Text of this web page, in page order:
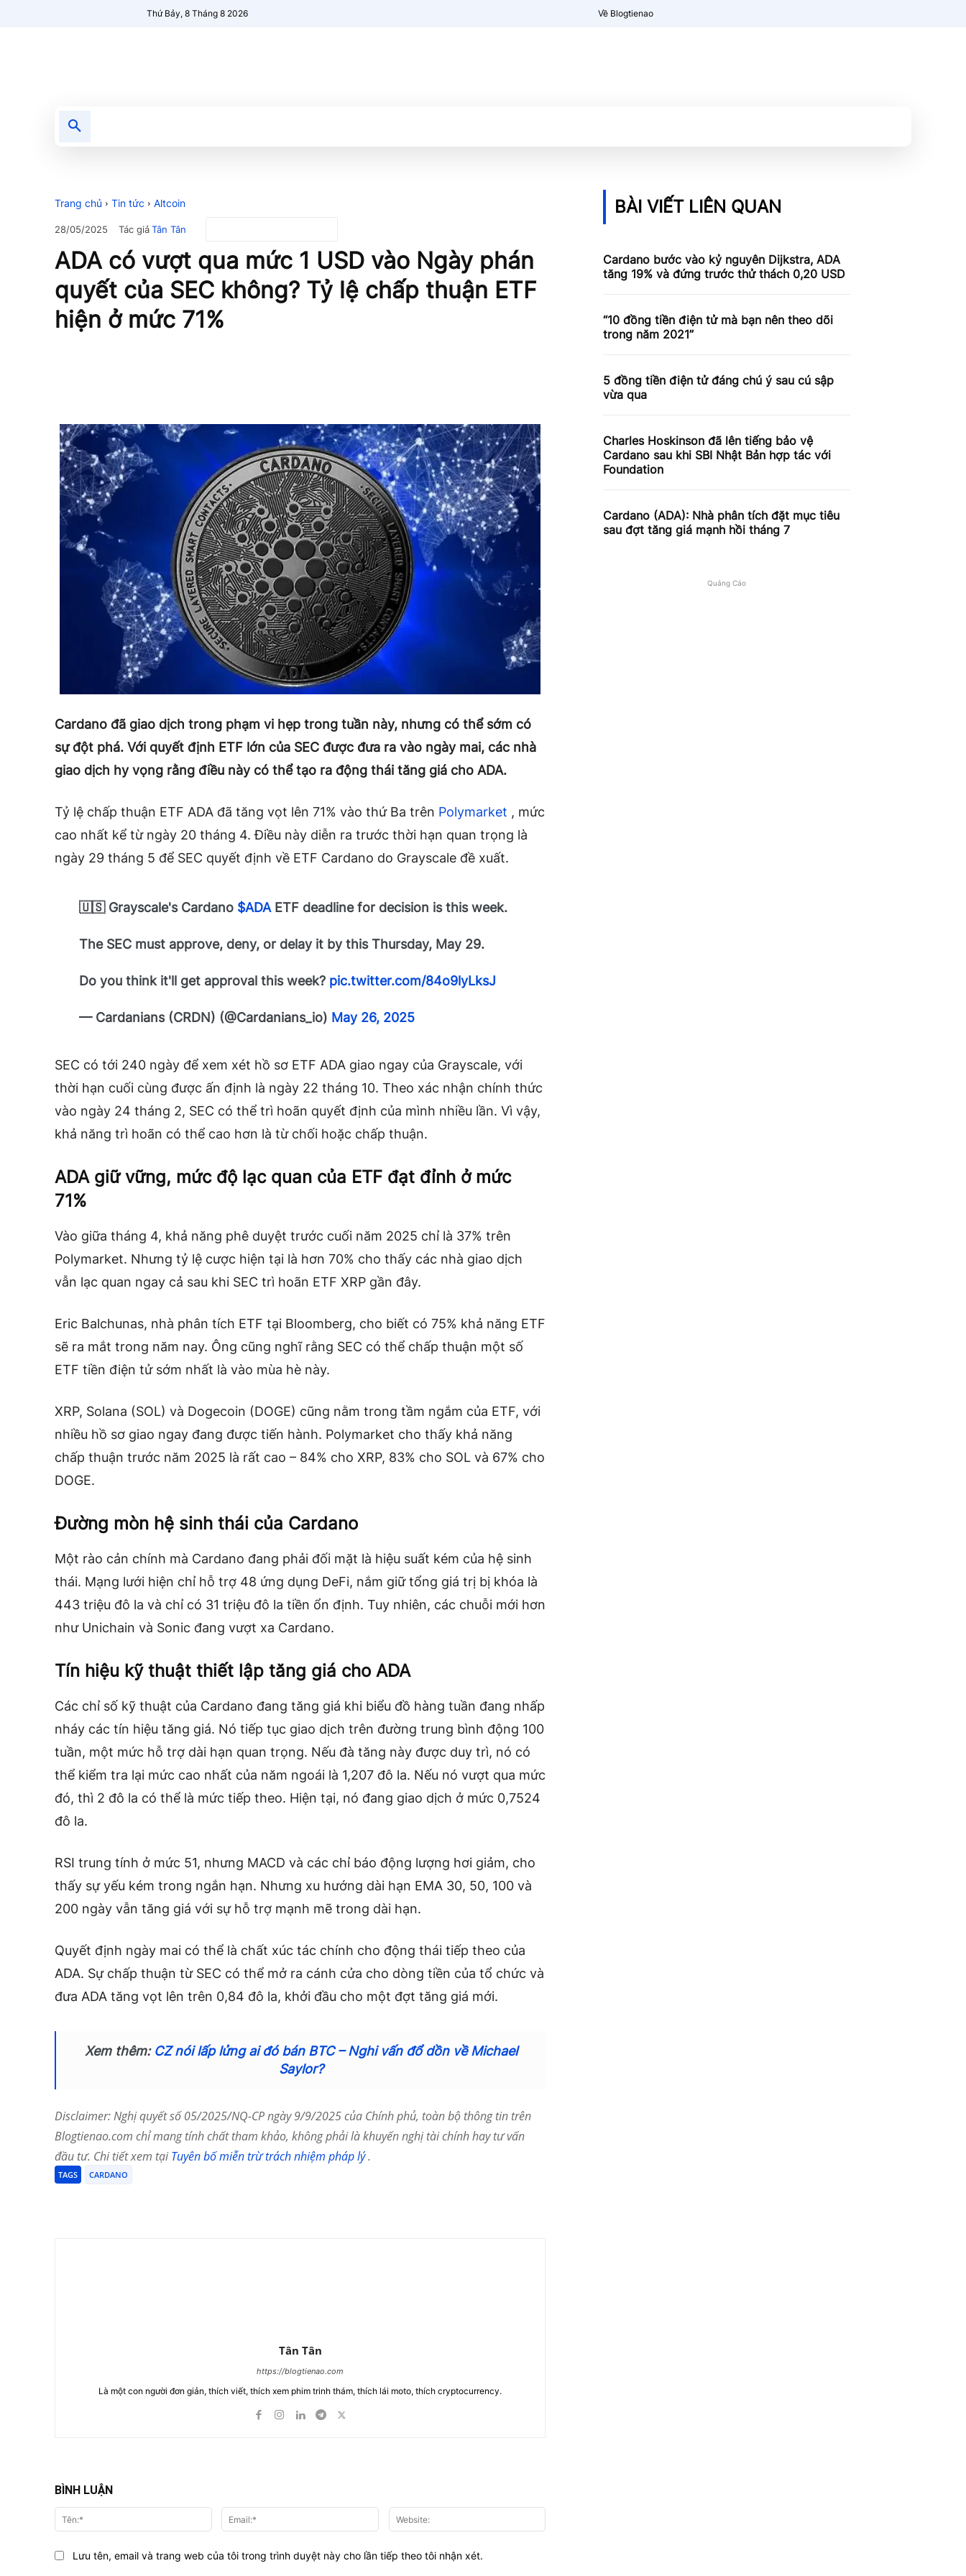
Thứ Bảy, 8 Tháng 8 2026 Về Blogtienao
Trang chủ Tin tức Altcoin
28/05/2025 Tác giảTân Tân
ADA có vượt qua mức 1 USD vào Ngày phán
quyết của SEC không? Tỷ lệ chấp thuận ETF
hiện ở mức 71%
Cardano đã giao dịch trong phạm vi hẹp trong tuần này, nhưng có thể sớm có
sự đột phá. Với quyết định ETF lớn của SEC được đưa ra vào ngày mai, các nhà
giao dịch hy vọng rằng điều này có thể tạo ra động thái tăng giá cho ADA.
Tỷ lệ chấp thuận ETF ADA đã tăng vọt lên 71% vào thứ Ba trên Polymarket , mức
cao nhất kể từ ngày 20 tháng 4. Điều này diễn ra trước thời hạn quan trọng là
ngày 29 tháng 5 để SEC quyết định về ETF Cardano do Grayscale đề xuất.
🇺🇸 Grayscale's Cardano $ADA ETF deadline for decision is this week.
The SEC must approve, deny, or delay it by this Thursday, May 29.
Do you think it'll get approval this week? pic.twitter.com/84o9lyLksJ
— Cardanians (CRDN) (@Cardanians_io) May 26, 2025
SEC có tới 240 ngày để xem xét hồ sơ ETF ADA giao ngay của Grayscale, với
thời hạn cuối cùng được ấn định là ngày 22 tháng 10. Theo xác nhận chính thức
vào ngày 24 tháng 2, SEC có thể trì hoãn quyết định của mình nhiều lần. Vì vậy,
khả năng trì hoãn có thể cao hơn là từ chối hoặc chấp thuận.
ADA giữ vững, mức độ lạc quan của ETF đạt đỉnh ở mức
71%
Vào giữa tháng 4, khả năng phê duyệt trước cuối năm 2025 chỉ là 37% trên
Polymarket. Nhưng tỷ lệ cược hiện tại là hơn 70% cho thấy các nhà giao dịch
vẫn lạc quan ngay cả sau khi SEC trì hoãn ETF XRP gần đây.
Eric Balchunas, nhà phân tích ETF tại Bloomberg, cho biết có 75% khả năng ETF
sẽ ra mắt trong năm nay. Ông cũng nghĩ rằng SEC có thể chấp thuận một số
ETF tiền điện tử sớm nhất là vào mùa hè này.
XRP, Solana (SOL) và Dogecoin (DOGE) cũng nằm trong tầm ngắm của ETF, với
nhiều hồ sơ giao ngay đang được tiến hành. Polymarket cho thấy khả năng
chấp thuận trước năm 2025 là rất cao – 84% cho XRP, 83% cho SOL và 67% cho
DOGE.
Đường mòn hệ sinh thái của Cardano
Một rào cản chính mà Cardano đang phải đối mặt là hiệu suất kém của hệ sinh
thái. Mạng lưới hiện chỉ hỗ trợ 48 ứng dụng DeFi, nắm giữ tổng giá trị bị khóa là
443 triệu đô la và chỉ có 31 triệu đô la tiền ổn định. Tuy nhiên, các chuỗi mới hơn
như Unichain và Sonic đang vượt xa Cardano.
Tín hiệu kỹ thuật thiết lập tăng giá cho ADA
Các chỉ số kỹ thuật của Cardano đang tăng giá khi biểu đồ hàng tuần đang nhấp
nháy các tín hiệu tăng giá. Nó tiếp tục giao dịch trên đường trung bình động 100
tuần, một mức hỗ trợ dài hạn quan trọng. Nếu đà tăng này được duy trì, nó có
thể kiểm tra lại mức cao nhất của năm ngoái là 1,207 đô la. Nếu nó vượt qua mức
đó, thì 2 đô la có thể là mức tiếp theo. Hiện tại, nó đang giao dịch ở mức 0,7524
đô la.
RSI trung tính ở mức 51, nhưng MACD và các chỉ báo động lượng hơi giảm, cho
thấy sự yếu kém trong ngắn hạn. Nhưng xu hướng dài hạn EMA 30, 50, 100 và
200 ngày vẫn tăng giá với sự hỗ trợ mạnh mẽ trong dài hạn.
Quyết định ngày mai có thể là chất xúc tác chính cho động thái tiếp theo của
ADA. Sự chấp thuận từ SEC có thể mở ra cánh cửa cho dòng tiền của tổ chức và
đưa ADA tăng vọt lên trên 0,84 đô la, khởi đầu cho một đợt tăng giá mới.
Xem thêm: CZ nói lấp lửng ai đó bán BTC – Nghi vấn đổ dồn về Michael
Saylor?
Disclaimer: Nghị quyết số 05/2025/NQ-CP ngày 9/9/2025 của Chính phủ, toàn bộ thông tin trên
Blogtienao.com chỉ mang tính chất tham khảo, không phải là khuyến nghị tài chính hay tư vấn
đầu tư. Chi tiết xem tạiTuyên bố miễn trừ trách nhiệm pháp lý.
TAGS CARDANO
Tân Tân
https://blogtienao.com
Là một con người đơn giản, thích viết, thích xem phim trinh thám, thích lái moto, thích cryptocurrency.
BÌNH LUẬN
Tên:* Email:*
Lưu tên, email và trang web của tôi trong trình duyệt này cho lần tiếp theo tôi nhận xét.
BÀI VIẾT LIÊN QUAN
Cardano bước vào kỷ nguyên Dijkstra, ADA
tăng 19% và đứng trước thử thách 0,20 USD
“10 đồng tiền điện tử mà bạn nên theo dõi
trong năm 2021”
5 đồng tiền điện tử đáng chú ý sau cú sập
vừa qua
Charles Hoskinson đã lên tiếng bảo vệ
Cardano sau khi SBI Nhật Bản hợp tác với
Foundation
Cardano (ADA): Nhà phân tích đặt mục tiêu
sau đợt tăng giá mạnh hồi tháng 7
Quảng Cáo